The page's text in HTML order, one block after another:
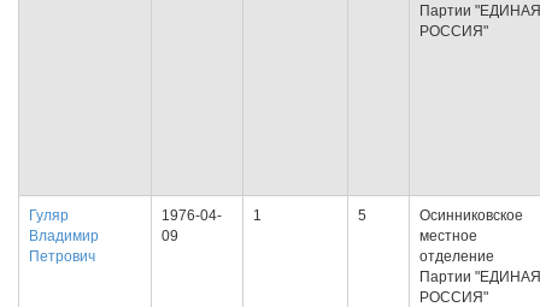
Партии "ЕДИНАЯ
РОССИЯ"
Гуляр
Владимир
Петрович
1976-04-
09
1 5
Осинниковское
местное
отделение
Партии "ЕДИНАЯ
РОССИЯ"